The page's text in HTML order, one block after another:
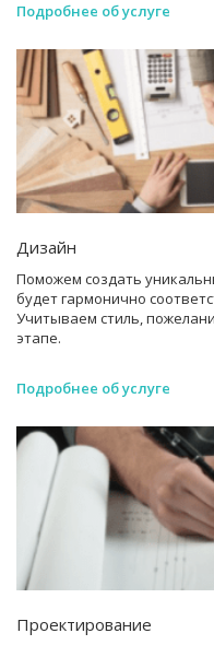
Подробнее об услуге
Дизайн
Поможем создать
будет гармонично
Учитываем стиль,
этапе.
Подробнее об услуге
Проектирование